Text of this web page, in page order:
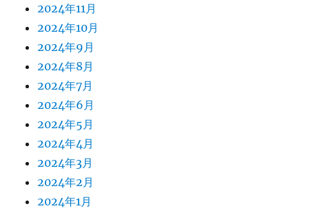
2024年11月
2024年10月
2024年9月
2024年8月
2024年7月
2024年6月
2024年5月
2024年4月
2024年3月
2024年2月
2024年1月